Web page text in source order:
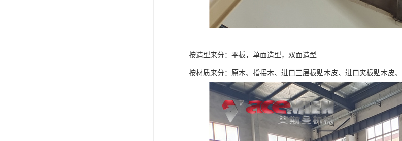
按造型来分：平板，单面造型，双面造型
按材质来分：原木、指接木、进口三层板贴木皮、进口夹板贴木皮